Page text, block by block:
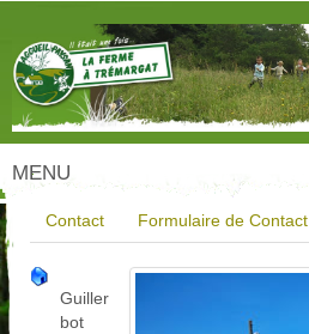
MENU
Contact Formulaire de Contact
Guiller
bot